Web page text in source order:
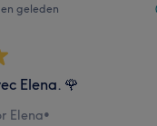
geleden
Elena. 🌹
Elena•